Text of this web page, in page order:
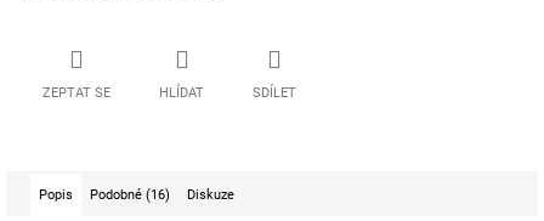
ZEPTAT SE HLÍDAT SDÍLET
Popis Podobné (16) Diskuze